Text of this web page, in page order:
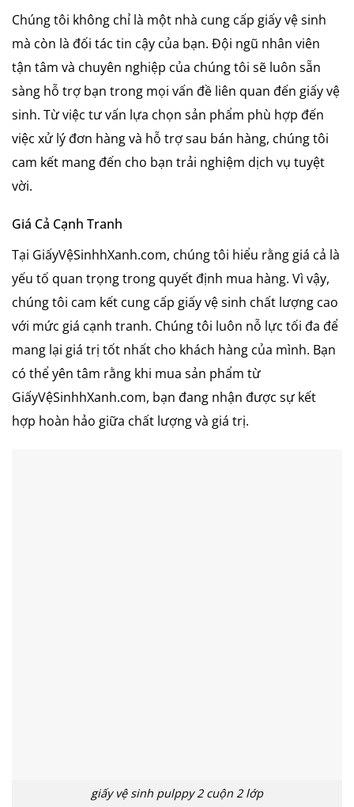
Chúng tôi không chỉ là một nhà cung cấp giấy vệ sinh
mà còn là đối tác tin cậy của bạn. Đội ngũ nhân viên
tận tâm và chuyên nghiệp của chúng tôi sẽ luôn sẵn
sàng hỗ trợ bạn trong mọi vấn đề liên quan đến giấy vệ
sinh. Từ việc tư vấn lựa chọn sản phẩm phù hợp đến
việc xử lý đơn hàng và hỗ trợ sau bán hàng, chúng tôi
cam kết mang đến cho bạn trải nghiệm dịch vụ tuyệt
vời.
Giá Cả Cạnh Tranh
Tại GiấyVệSinhhXanh.com, chúng tôi hiểu rằng giá cả là
yếu tố quan trọng trong quyết định mua hàng. Vì vậy,
chúng tôi cam kết cung cấp giấy vệ sinh chất lượng cao
với mức giá cạnh tranh. Chúng tôi luôn nỗ lực tối đa để
mang lại giá trị tốt nhất cho khách hàng của mình. Bạn
có thể yên tâm rằng khi mua sản phẩm từ
GiấyVệSinhhXanh.com, bạn đang nhận được sự kết
hợp hoàn hảo giữa chất lượng và giá trị.
giấy vệ sinh pulppy 2 cuộn 2 lớp